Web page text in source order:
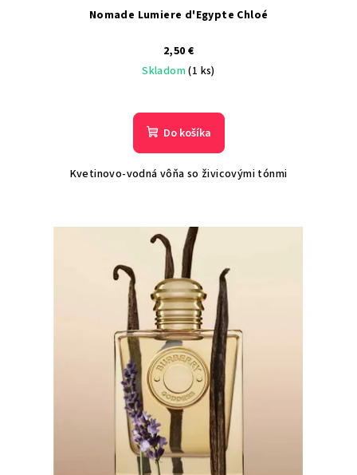
Nomade Lumiere d'Egypte Chloé
2,50 €
Skladom(1 ks)
Do košíka
Kvetinovo-vodná vôňa so živicovými tónmi